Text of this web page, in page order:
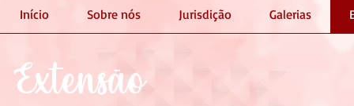
Início Sobre nós Jurisdição Galerias
Extensão